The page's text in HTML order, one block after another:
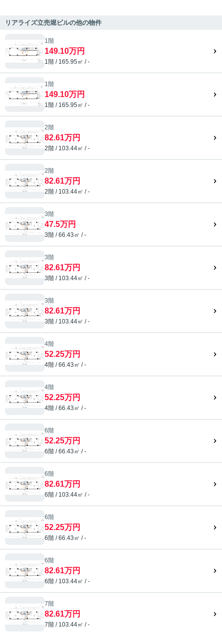
リアライズ立売堀ビルの他の物件
1階
149.10万円
1階 / 165.95㎡ / -
1階
149.10万円
1階 / 165.95㎡ / -
2階
82.61万円
2階 / 103.44㎡ / -
2階
82.61万円
2階 / 103.44㎡ / -
3階
47.5万円
3階 / 66.43㎡ / -
3階
82.61万円
3階 / 103.44㎡ / -
3階
82.61万円
3階 / 103.44㎡ / -
4階
52.25万円
4階 / 66.43㎡ / -
4階
52.25万円
4階 / 66.43㎡ / -
6階
52.25万円
6階 / 66.43㎡ / -
6階
82.61万円
6階 / 103.44㎡ / -
6階
52.25万円
6階 / 66.43㎡ / -
6階
82.61万円
6階 / 103.44㎡ / -
7階
82.61万円
7階 / 103.44㎡ / -